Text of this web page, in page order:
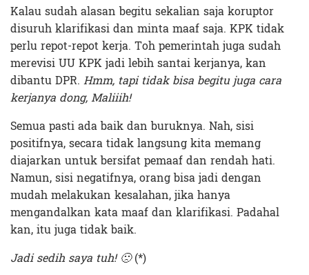
Kalau sudah alasan begitu sekalian saja koruptor
disuruh klarifikasi dan minta maaf saja. KPK tidak
perlu repot-repot kerja. Toh pemerintah juga sudah
merevisi UU KPK jadi lebih santai kerjanya, kan
dibantu DPR. Hmm, tapi tidak bisa begitu juga cara
kerjanya dong, Maliiih!
Semua pasti ada baik dan buruknya. Nah, sisi
positifnya, secara tidak langsung kita memang
diajarkan untuk bersifat pemaaf dan rendah hati.
Namun, sisi negatifnya, orang bisa jadi dengan
mudah melakukan kesalahan, jika hanya
mengandalkan kata maaf dan klarifikasi. Padahal
kan, itu juga tidak baik.
Jadi sedih saya tuh! 🙁(*)